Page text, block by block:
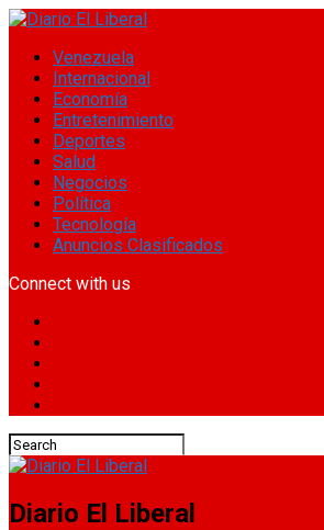
Venezuela
Internacional
Economía
Entretenimiento
Deportes
Salud
Negocios
Política
Tecnología
Anuncios Clasificados
Connect with us
Diario El Liberal